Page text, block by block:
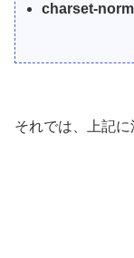
charset-
それでは、上記に